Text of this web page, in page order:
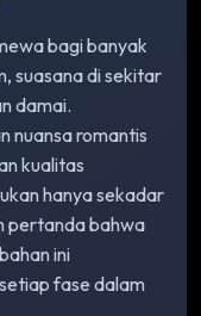
bagi banyak
suasana di sekitar
damai.
nuansa romantis
kualitas
hanya sekadar
pertanda bahwa
ini
fase dalam